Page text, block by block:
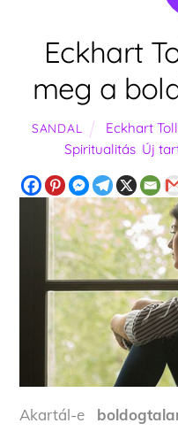
Eckhart
meg a
SANDAL Eckhart
Spiritualitás, Új
Akartál-e